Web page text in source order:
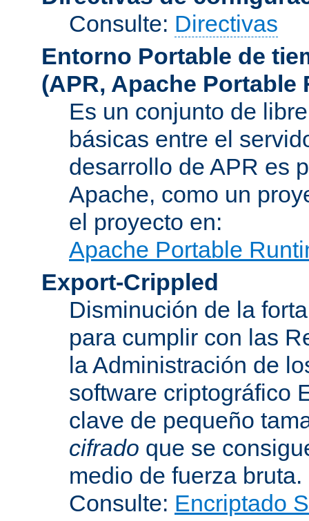
Consulte: Directivas
Entorno Portable de
(APR, Apache Portable
Es un conjunto de
básicas entre el
desarrollo de APR es
Apache, como un
el proyecto en:
Apache Portable
Export-Crippled
Disminución de la
para cumplir con las
la Administración de
software criptográfico
clave de pequeño
cifrado que se
medio de fuerza bruta.
Consulte: Encriptado